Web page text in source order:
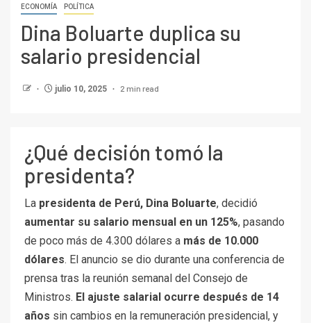
ECONOMÍA POLÍTICA
Dina Boluarte duplica su
salario presidencial
julio 10, 2025 2 min read
¿Qué decisión tomó la
presidenta?
La presidenta de Perú, Dina Boluarte, decidió
aumentar su salario mensual en un 125%, pasando
de poco más de 4.300 dólares a más de 10.000
dólares. El anuncio se dio durante una conferencia de
prensa tras la reunión semanal del Consejo de
Ministros. El ajuste salarial ocurre después de 14
años sin cambios en la remuneración presidencial, y